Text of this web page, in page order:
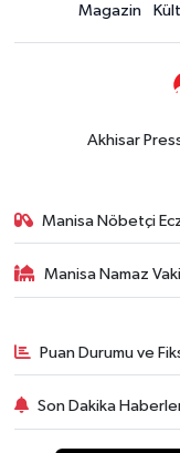
Magazin
Akhisar
Manisa Nöbetçi
Manisa Namaz
Puan Durumu ve
Son Dakika